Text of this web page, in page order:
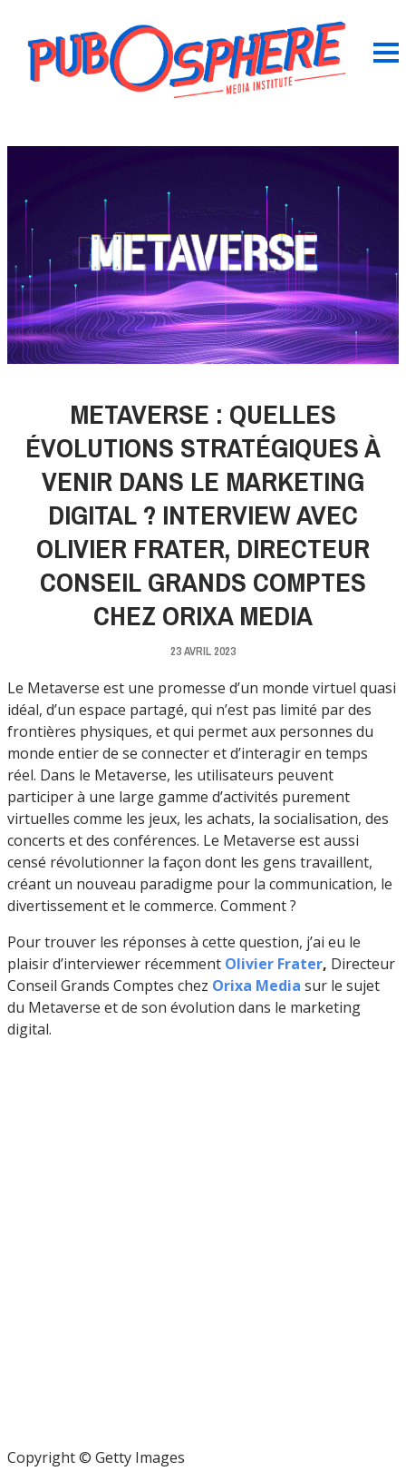
METAVERSE : QUELLES
ÉVOLUTIONS STRATÉGIQUES À
VENIR DANS LE MARKETING
DIGITAL ? INTERVIEW AVEC
OLIVIER FRATER, DIRECTEUR
CONSEIL GRANDS COMPTES
CHEZ ORIXA MEDIA
23 AVRIL 2023
Le Metaverse est une promesse d’un monde virtuel quasi
idéal, d’un espace partagé, qui n’est pas limité par des
frontières physiques, et qui permet aux personnes du
monde entier de se connecter et d’interagir en temps
réel. Dans le Metaverse, les utilisateurs peuvent
participer à une large gamme d’activités purement
virtuelles comme les jeux, les achats, la socialisation, des
concerts et des conférences. Le Metaverse est aussi
censé révolutionner la façon dont les gens travaillent,
créant un nouveau paradigme pour la communication, le
divertissement et le commerce. Comment ?
Pour trouver les réponses à cette question, j’ai eu le
plaisir d’interviewer récemment Olivier Frater, Directeur
Conseil Grands Comptes chez Orixa Media sur le sujet
du Metaverse et de son évolution dans le marketing
digital.
Copyright © Getty Images